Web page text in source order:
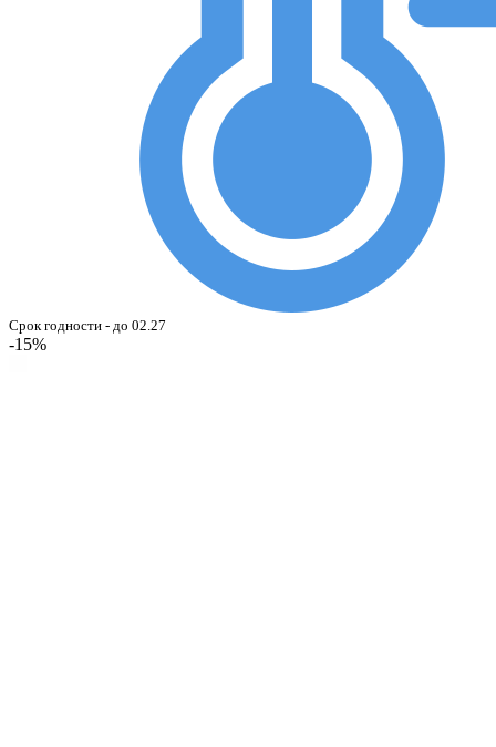
Срок годности - до 02.27
-15%